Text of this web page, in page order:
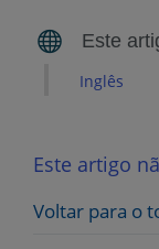
Inglês
Este artigo
Voltar para o